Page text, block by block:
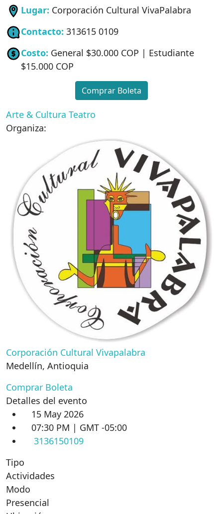
Lugar: Corporación Cultural VivaPalabra
Contacto: 313615 0109
Costo: General $30.000 COP | Estudiante
$15.000 COP
Comprar Boleta
Arte & Cultura Teatro
Organiza:
Corporación Cultural Vivapalabra
Medellín, Antioquia
Comprar Boleta
Detalles del evento
15 May 2026
07:30 PM | GMT -05:00
3136150109
Tipo
Actividades
Modo
Presencial